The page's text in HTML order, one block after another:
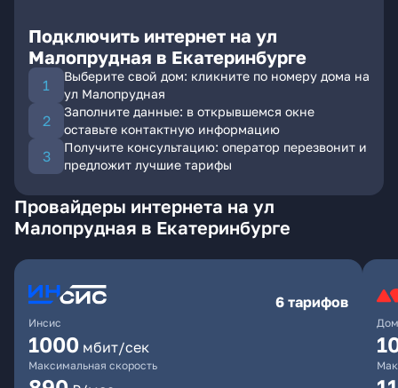
Подключить интернет на ул
Малопрудная в Екатеринбурге
Выберите свой дом: кликните по номеру дома на
ул Малопрудная
Заполните данные: в открывшемся окне
оставьте контактную информацию
Получите консультацию: оператор перезвонит и
предложит лучшие тарифы
Провайдеры интернета на ул
Малопрудная в Екатеринбурге
Инсис
6 тарифов
1000 мбит/сек
Максимальная скорость